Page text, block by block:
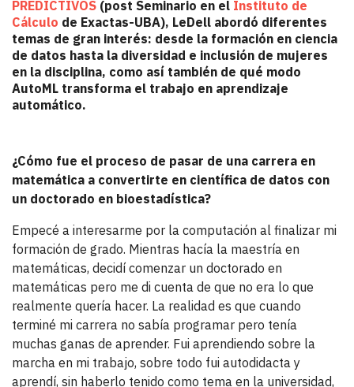
PREDICTIVOS (post Seminario en el Instituto de
Cálculo de Exactas-UBA), LeDell abordó diferentes
temas de gran interés: desde la formación en ciencia
de datos hasta la diversidad e inclusión de mujeres
en la disciplina, como así también de qué modo
AutoML transforma el trabajo en aprendizaje
automático.
¿Cómo fue el proceso de pasar de una carrera en
matemática a convertirte en científica de datos con
un doctorado en bioestadística?
Empecé a interesarme por la computación al finalizar mi
formación de grado. Mientras hacía la maestría en
matemáticas, decidí comenzar un doctorado en
matemáticas pero me di cuenta de que no era lo que
realmente quería hacer. La realidad es que cuando
terminé mi carrera no sabía programar pero tenía
muchas ganas de aprender. Fui aprendiendo sobre la
marcha en mi trabajo, sobre todo fui autodidacta y
aprendí, sin haberlo tenido como tema en la universidad,